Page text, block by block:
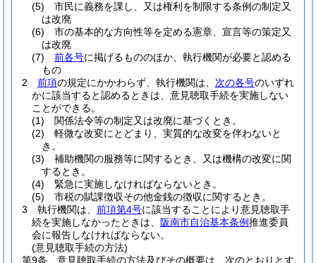
(5)
市民に義務を課し、又は権利を制限する条例の制定又
は改廃
(6)
市の基本的な方向性等を定める憲章、宣言等の策定又
は改廃
(7)
前各号に掲げるもののほか、執行機関が必要と認める
もの
2
前項の規定にかかわらず、執行機関は、 次の各号のいずれ
かに該当すると認めるときは、意見聴取手続を実施しない
ことができる。
(1)
関係法令等の制定又は改廃に基づくとき。
(2)
軽微な改変にとどまり、実質的な改変を伴わないと
き。
(3)
補助機関の服務等に関するとき、又は機構の改変に関
するとき。
(4)
緊急に実施しなければならないとき。
(5)
市税の賦課徴収その他金銭の徴収に関するとき。
3
執行機関は、 前項第4号に該当することにより意見聴取手
続を実施しなかったときは、
阪南市自治基本条例推進委員
会に報告しなければならない。
(意見聴取手続の方法)
第9条
意見聴取手続の方法及びその概要は、次のとおりとす